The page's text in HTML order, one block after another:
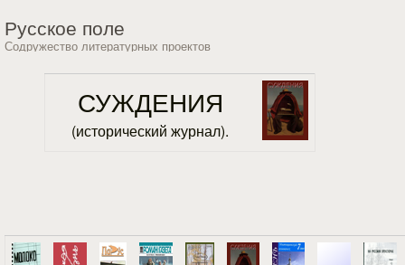
Русское поле
Содружество литературных проектов
СУЖДЕНИЯ
(исторический журнал).